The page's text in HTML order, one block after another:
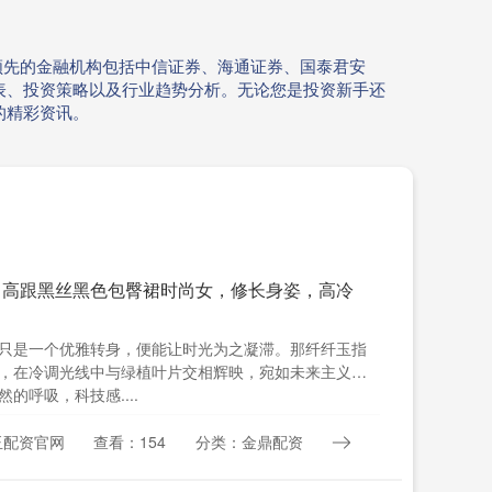
的金融机构包括中信证券、海通证券、国泰君安
投资策略以及行业趋势分析。无论您是投资新手还
彩资讯。
跟黑丝黑色包臀裙时尚女，修长身姿，高冷
是一个优雅转身，便能让时光为之凝滞。那纤纤玉指
在冷调光线中与绿植叶片交相辉映，宛如未来主义的
的呼吸，科技感....
资官网 查看：154 分类：金鼎配资